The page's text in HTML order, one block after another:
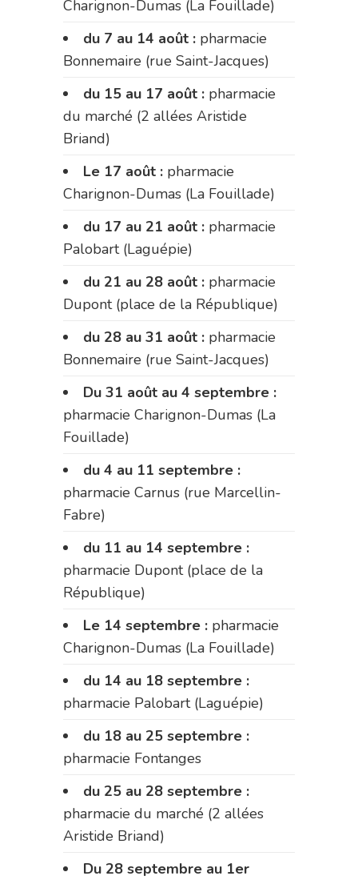
Charignon-Dumas (La Fouillade)
du 7 au 14 août : pharmacie
Bonnemaire (rue Saint-Jacques)
du 15 au 17 août : pharmacie
du marché (2 allées Aristide
Briand)
Le 17 août : pharmacie
Charignon-Dumas (La Fouillade)
du 17 au 21 août : pharmacie
Palobart (Laguépie)
du 21 au 28 août : pharmacie
Dupont (place de la République)
du 28 au 31 août : pharmacie
Bonnemaire (rue Saint-Jacques)
Du 31 août au 4 septembre :
pharmacie Charignon-Dumas (La
Fouillade)
du 4 au 11 septembre :
pharmacie Carnus (rue Marcellin-
Fabre)
du 11 au 14 septembre :
pharmacie Dupont (place de la
République)
Le 14 septembre : pharmacie
Charignon-Dumas (La Fouillade)
du 14 au 18 septembre :
pharmacie Palobart (Laguépie)
du 18 au 25 septembre :
pharmacie Fontanges
du 25 au 28 septembre :
pharmacie du marché (2 allées
Aristide Briand)
Du 28 septembre au 1er